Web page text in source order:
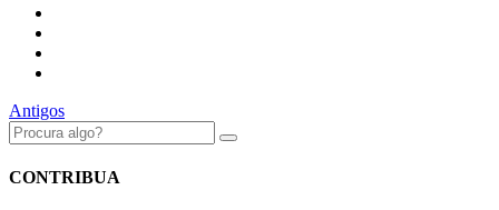
Antigos
CONTRIBUA